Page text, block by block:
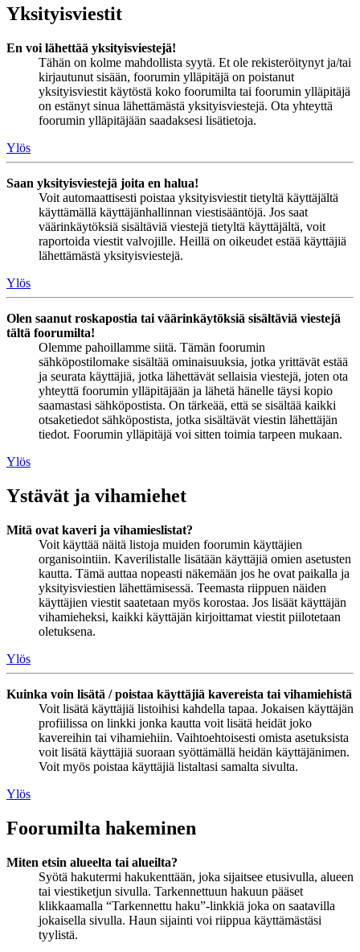
Yksityisviestit
En voi lähettää yksityisviestejä!
Tähän on kolme mahdollista syytä. Et ole rekisteröitynyt ja/tai
kirjautunut sisään, foorumin ylläpitäjä on poistanut
yksityisviestit käytöstä koko foorumilta tai foorumin ylläpitäjä
on estänyt sinua lähettämästä yksityisviestejä. Ota yhteyttä
foorumin ylläpitäjään saadaksesi lisätietoja.
Ylös
Saan yksityisviestejä joita en halua!
Voit automaattisesti poistaa yksityisviestit tietyltä käyttäjältä
käyttämällä käyttäjänhallinnan viestisääntöjä. Jos saat
väärinkäytöksiä sisältäviä viestejä tietyltä käyttäjältä, voit
raportoida viestit valvojille. Heillä on oikeudet estää käyttäjiä
lähettämästä yksityisviestejä.
Ylös
Olen saanut roskapostia tai väärinkäytöksiä sisältäviä viestejä
tältä foorumilta!
Olemme pahoillamme siitä. Tämän foorumin
sähköpostilomake sisältää ominaisuuksia, jotka yrittävät estää
ja seurata käyttäjiä, jotka lähettävät sellaisia viestejä, joten ota
yhteyttä foorumin ylläpitäjään ja lähetä hänelle täysi kopio
saamastasi sähköpostista. On tärkeää, että se sisältää kaikki
otsaketiedot sähköpostista, jotka sisältävät viestin lähettäjän
tiedot. Foorumin ylläpitäjä voi sitten toimia tarpeen mukaan.
Ylös
Ystävät ja vihamiehet
Mitä ovat kaveri ja vihamieslistat?
Voit käyttää näitä listoja muiden foorumin käyttäjien
organisointiin. Kaverilistalle lisätään käyttäjiä omien asetusten
kautta. Tämä auttaa nopeasti näkemään jos he ovat paikalla ja
yksityisviestien lähettämisessä. Teemasta riippuen näiden
käyttäjien viestit saatetaan myös korostaa. Jos lisäät käyttäjän
vihamieheksi, kaikki käyttäjän kirjoittamat viestit piilotetaan
oletuksena.
Ylös
Kuinka voin lisätä / poistaa käyttäjiä kavereista tai vihamiehistä
Voit lisätä käyttäjiä listoihisi kahdella tapaa. Jokaisen käyttäjän
profiilissa on linkki jonka kautta voit lisätä heidät joko
kavereihin tai vihamiehiin. Vaihtoehtoisesti omista asetuksista
voit lisätä käyttäjiä suoraan syöttämällä heidän käyttäjänimen.
Voit myös poistaa käyttäjiä listaltasi samalta sivulta.
Ylös
Foorumilta hakeminen
Miten etsin alueelta tai alueilta?
Syötä hakutermi hakukenttään, joka sijaitsee etusivulla, alueen
tai viestiketjun sivulla. Tarkennettuun hakuun pääset
klikkaamalla “Tarkennettu haku”-linkkiä joka on saatavilla
jokaisella sivulla. Haun sijainti voi riippua käyttämästäsi
tyylistä.